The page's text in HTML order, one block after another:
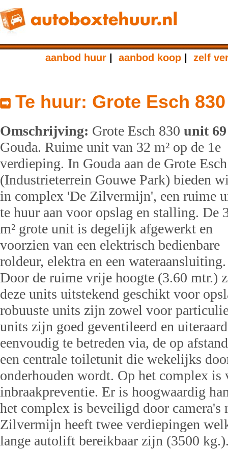
aanbod huur aanbod koop zelf
Te huur: Grote Esch
Omschrijving: Grote Esch 830 unit 69
Gouda. Ruime unit van 32 m² op de 1e
verdieping. In Gouda aan de Grote Esch
(Industrieterrein Gouwe Park) bieden
in complex 'De Zilvermijn', een ruime
te huur aan voor opslag en stalling. De
m² grote unit is degelijk afgewerkt en
voorzien van een elektrisch bedienbare
roldeur, elektra en een wateraansluiting.
Door de ruime vrije hoogte (3.60 mtr.)
deze units uitstekend geschikt voor
robuuste units zijn zowel voor
units zijn goed geventileerd en
eenvoudig te betreden via, de op
een centrale toiletunit die wekelijks
onderhouden wordt. Op het complex is
inbraakpreventie. Er is hoogwaardig
het complex is beveiligd door camera's
Zilvermijn heeft twee verdiepingen
lange autolift bereikbaar zijn (3500